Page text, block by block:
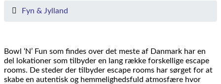
Fyn & Jylland
Bowl ‘N’ Fun som findes over det meste af Danmark har en
del lokationer som tilbyder en lang række forskellige escape
rooms. De steder der tilbyder escape rooms har sørget for at
skabe en autentisk og hemmelighedsfuld atmosfære hvor